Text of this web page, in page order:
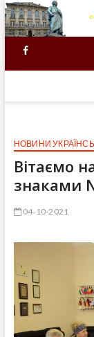
Skip
to
content
Facebook
НОВИНИ
Вітаємо
знаками
04-10-2021